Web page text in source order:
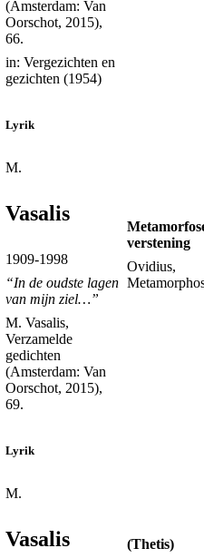
(Amsterdam: Van
Oorschot, 2015),
66.
in: Vergezichten en
gezichten (1954)
Lyrik
M.
Vasalis
1909-1998
“In de oudste lagen
van mijn ziel…”
M. Vasalis,
Verzamelde
gedichten
(Amsterdam: Van
Oorschot, 2015),
69.
verstening
Ovidius,
Lyrik
M.
Vasalis
(Thetis)